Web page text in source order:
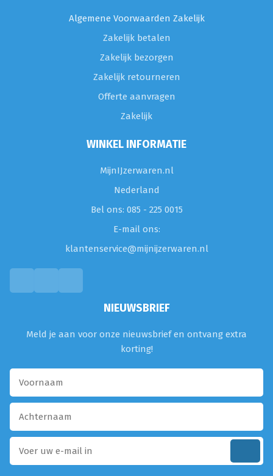
Algemene Voorwaarden Zakelijk
Zakelijk betalen
Zakelijk bezorgen
Zakelijk retourneren
Offerte aanvragen
Zakelijk
WINKEL INFORMATIE
MijnIJzerwaren.nl
Nederland
Bel ons: 085 - 225 0015
E-mail ons:
klantenservice@mijnijzerwaren.nl
NIEUWSBRIEF
Meld je aan voor onze nieuwsbrief en ontvang extra
korting!